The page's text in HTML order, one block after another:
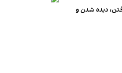
دیده شدن و